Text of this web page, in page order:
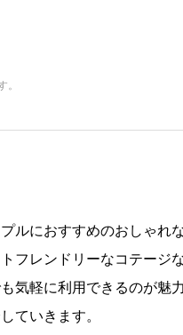
ルにおすすめのおしゃれ
フレンドリーなコテージ
気軽に利用できるのが魅
ていきます。